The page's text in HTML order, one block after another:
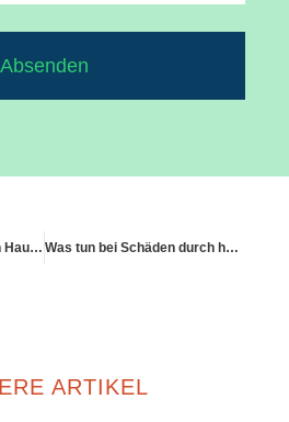
Absenden
Haftpflicht bei Pflege von Haustieren anderer Personen Was tun bei Schäden durch herunterfallende Dekoration?
ARTIKEL